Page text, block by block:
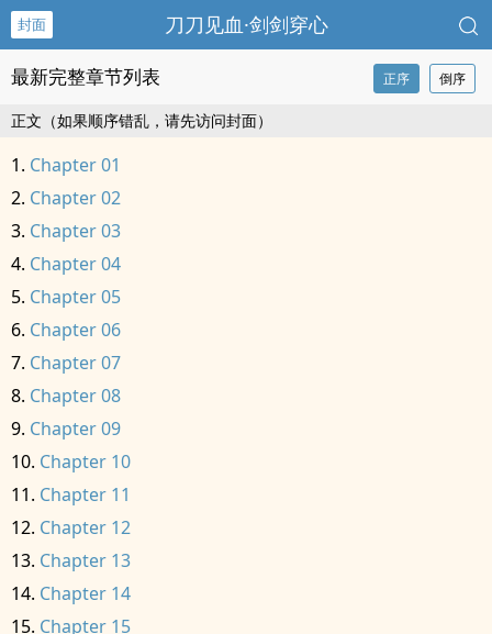
封面 刀刀见血·剑剑穿心
最新完整章节列表 正序 倒序
正文（如果顺序错乱，请先访问封面）
Chapter 01
Chapter 02
Chapter 03
Chapter 04
Chapter 05
Chapter 06
Chapter 07
Chapter 08
Chapter 09
Chapter 10
Chapter 11
Chapter 12
Chapter 13
Chapter 14
Chapter 15